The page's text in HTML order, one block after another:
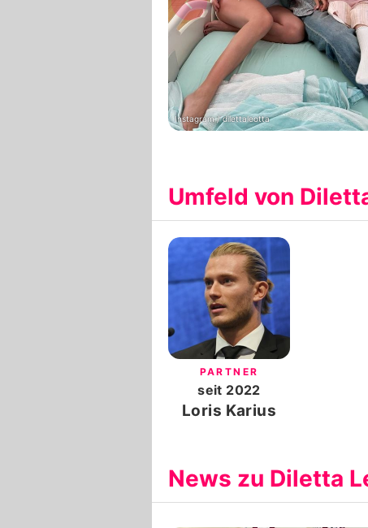
Instagram / dilettaleotta
Umfeld von
PARTNER
seit 2022
Loris Karius
News zu Diletta